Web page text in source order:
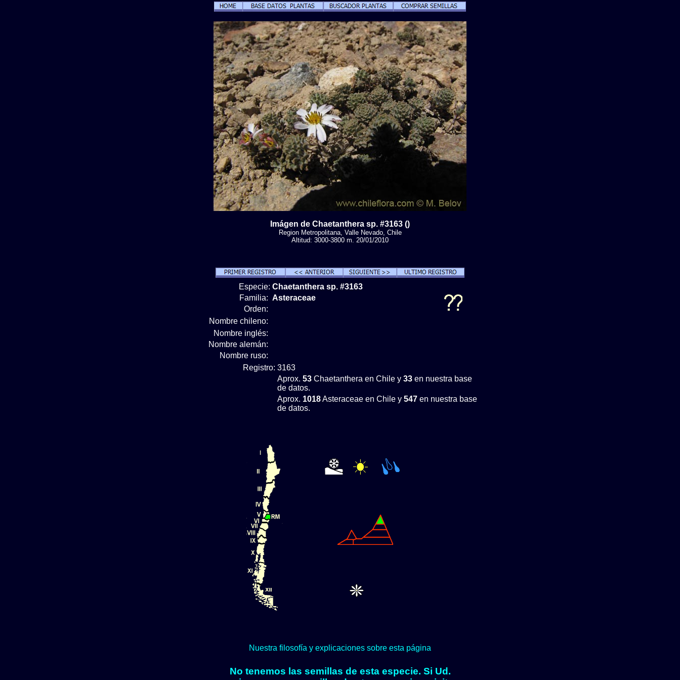
Imágen de Chaetanthera sp. #3163 ()
Region Metropolitana, Valle Nevado, Chile
Altitud: 3000-3800 m. 20/01/2010
Especie: Chaetanthera sp. #3163
Familia: Asteraceae
Orden:
Nombre chileno:
Nombre inglés:
Nombre alemán:
Nombre ruso:
Registro: 3163
Aprox. 53 Chaetanthera en Chile y 33 en nuestra base
de datos.
Aprox. 1018Asteraceae en Chile y 547 en nuestra base
de datos.
Nuestra filosofía y explicaciones sobre esta página
No tenemos las semillas de esta especie. Si Ud.